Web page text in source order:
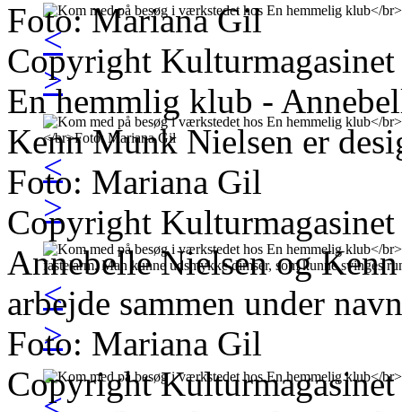
<
>
<
>
<
>
Foto: Mariana Gil
Copyright
En hemmlig klub -
Kenn Munk Nielsen er
Foto: Mariana Gil
Copyright
Annebelle Nielsen og
arbejde sammen under
Foto: Mariana Gil
Copyright